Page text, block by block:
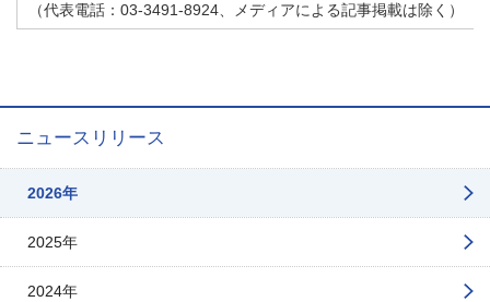
（代表電話：03-3491-8924、メディアによる記事掲載は除く）
ニュースリリース
2026年
2025年
2024年